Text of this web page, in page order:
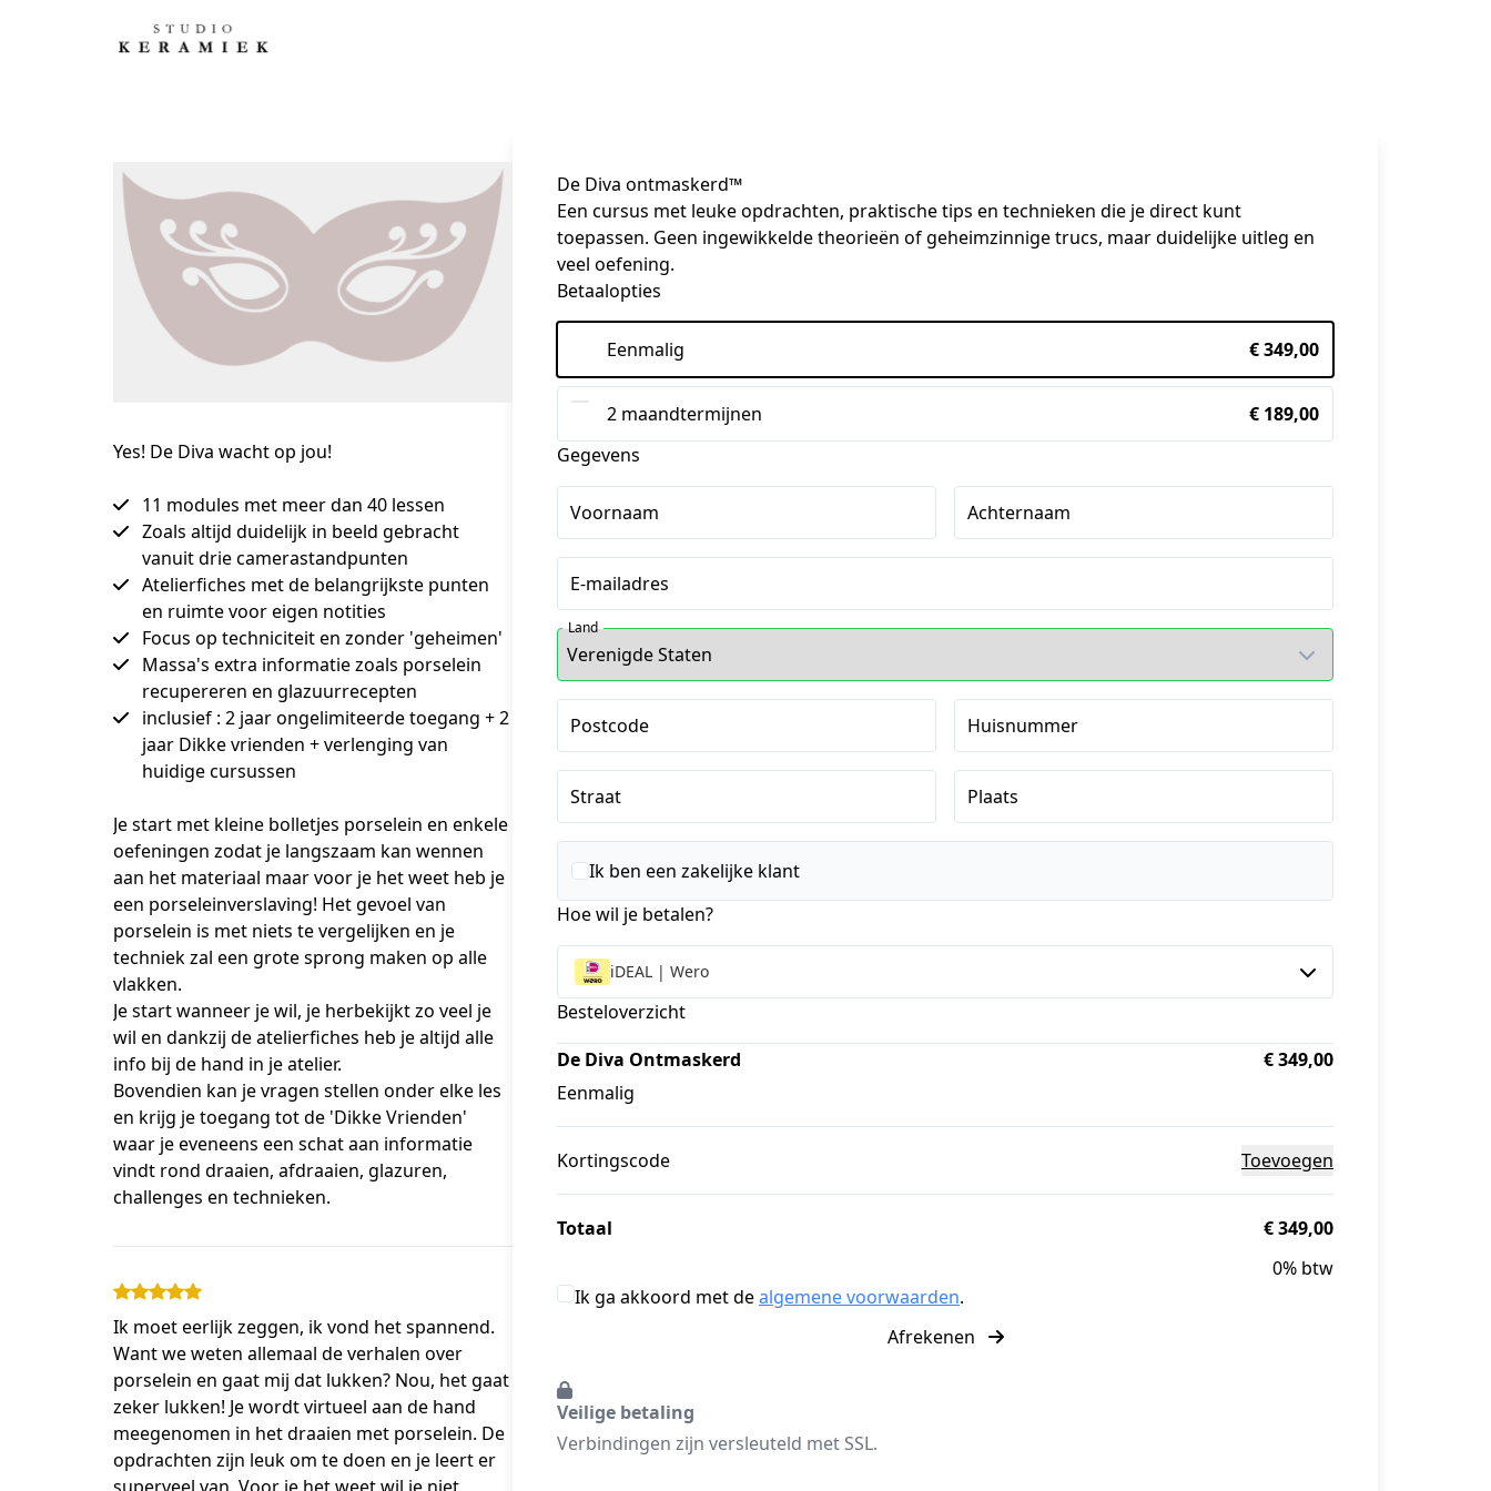
Yes! De Diva wacht op jou!
11 modules met meer dan 40 lessen
Zoals altijd duidelijk in beeld gebracht
vanuit drie camerastandpunten
Atelierfiches met de belangrijkste punten
en ruimte voor eigen notities
Focus op techniciteit en zonder 'geheimen'
Massa's extra informatie zoals porselein
recupereren en glazuurrecepten
inclusief : 2 jaar ongelimiteerde toegang + 2
jaar Dikke vrienden + verlenging van
huidige cursussen
Je start met kleine bolletjes porselein en enkele
oefeningen zodat je langszaam kan wennen
aan het materiaal maar voor je het weet heb je
een porseleinverslaving! Het gevoel van
porselein is met niets te vergelijken en je
techniek zal een grote sprong maken op alle
vlakken.
Je start wanneer je wil, je herbekijkt zo veel je
wil en dankzij de atelierfiches heb je altijd alle
info bij de hand in je atelier.
Bovendien kan je vragen stellen onder elke les
en krijg je toegang tot de 'Dikke Vrienden'
waar je eveneens een schat aan informatie
vindt rond draaien, afdraaien, glazuren,
challenges en technieken.
Ik moet eerlijk zeggen, ik vond het spannend.
Want we weten allemaal de verhalen over
porselein en gaat mij dat lukken? Nou, het gaat
zeker lukken! Je wordt virtueel aan de hand
meegenomen in het draaien met porselein. De
opdrachten zijn leuk om te doen en je leert er
superveel van. Voor je het weet wil je niet
De Diva ontmaskerd™
Een cursus met leuke opdrachten, praktische tips en technieken die je direct kunt
toepassen. Geen ingewikkelde theorieën of geheimzinnige trucs, maar duidelijke uitleg en
veel oefening.
Betaalopties
Eenmalig € 349,00
2 maandtermijnen
€ 189,00
Gegevens
Voornaam Achternaam
E-mailadres
Land
Postcode Huisnummer
Straat Plaats
Ik ben een zakelijke klant
Hoe wil je betalen?
iDEAL | Wero
Besteloverzicht
De Diva Ontmaskerd
Eenmalig
€ 349,00
Kortingscode Toevoegen
Totaal
€ 349,00
0% btw
Ik ga akkoord met dealgemene voorwaarden.
Afrekenen
Veilige betaling
Verbindingen zijn versleuteld met SSL.